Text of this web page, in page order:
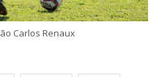
Carlos Renaux